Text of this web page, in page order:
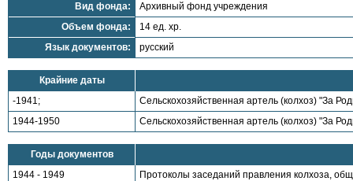
Вид фонда:
Архивный фонд учреждения
Объем фонда:
14 ед. хр.
Язык документов:
русский
Крайние даты
-1941;
Сельскохозяйственная артель (колхоз) "За
1944-1950
Сельскохозяйственная артель (колхоз) "За
Годы документов
1944 - 1949
Протоколы заседаний правления колхоза,